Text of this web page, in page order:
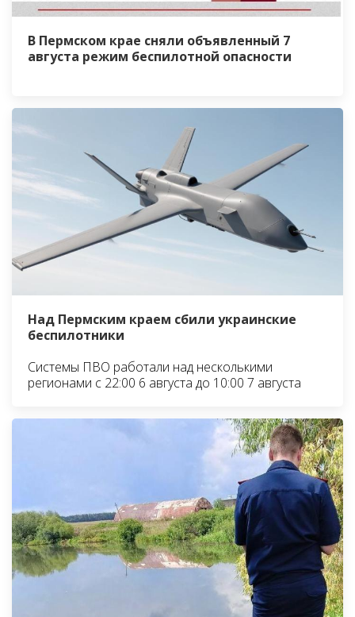
В Пермском крае сняли объявленный 7
августа режим беспилотной опасности
Над Пермским краем сбили украинские
беспилотники
Системы ПВО работали над несколькими
регионами с 22:00 6 августа до 10:00 7 августа